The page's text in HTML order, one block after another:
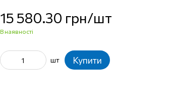
15 580.30 грн/шт
В наявності
шт Купити